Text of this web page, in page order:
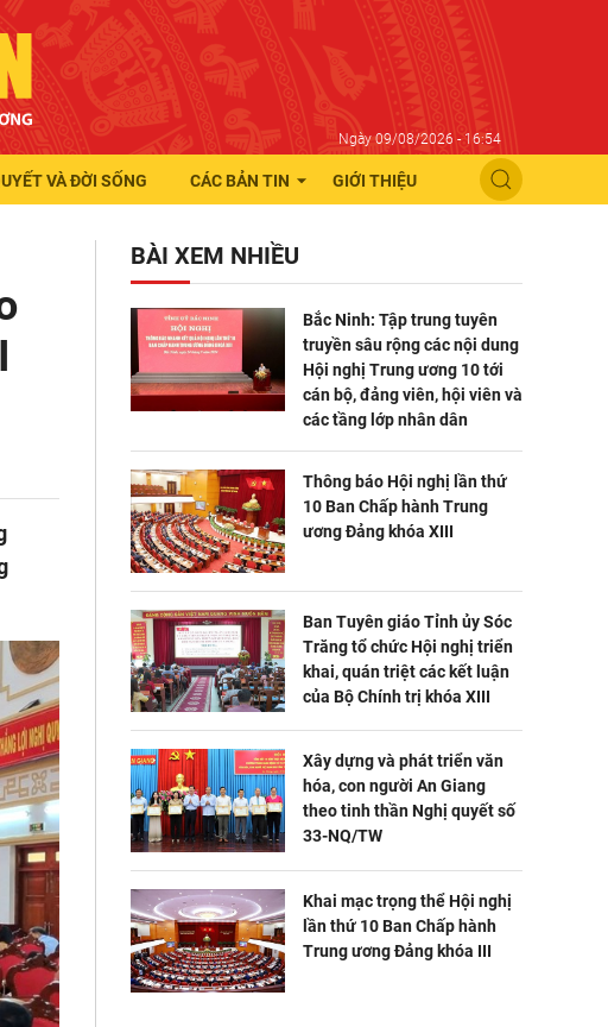
Ngày 09/08/2026 - 16:54
VÀ ĐỜI SỐNG CÁC BẢN TIN GIỚI THIỆU
BÀI XEM NHIỀU
Bắc Ninh: Tập trung tuyên
truyền sâu rộng các nội dung
Hội nghị Trung ương 10 tới
cán bộ, đảng viên, hội viên và
các tầng lớp nhân dân
Thông báo Hội nghị lần thứ
10 Ban Chấp hành Trung
ương Đảng khóa XIII
Ban Tuyên giáo Tỉnh ủy Sóc
Trăng tổ chức Hội nghị triển
khai, quán triệt các kết luận
của Bộ Chính trị khóa XIII
Xây dựng và phát triển văn
hóa, con người An Giang
theo tinh thần Nghị quyết số
33-NQ/TW
Khai mạc trọng thể Hội nghị
lần thứ 10 Ban Chấp hành
Trung ương Đảng khóa III